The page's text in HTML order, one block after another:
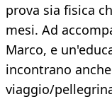
prova sia fisica
mesi. Ad
Marco, e
incontrano
viaggio/